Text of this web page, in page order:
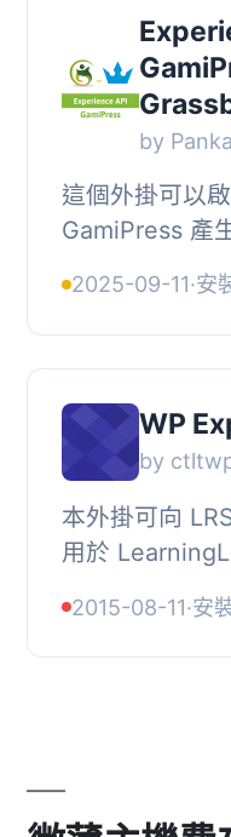
by
這個外掛可以
GamiPress 產
蹤。, , 這個外
產生 Gami...
2025-09-11·安
WP
by
本外掛可向
用於
其他相依的外
可用作 MU 外
2015-08-11·安